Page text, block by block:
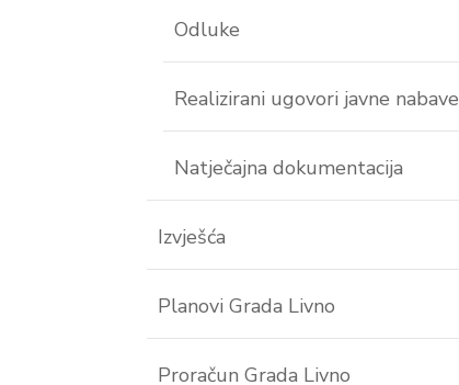
Odluke
Realizirani ugovori javne nabave
Natječajna dokumentacija
Izvješća
Planovi Grada Livno
Proračun Grada Livno